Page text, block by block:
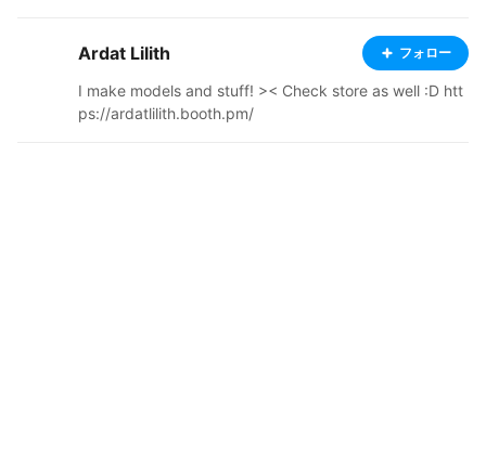
Ardat Lilith フォロー
I make models and stuff! >< Check store as well :D htt
ps://ardatlilith.booth.pm/